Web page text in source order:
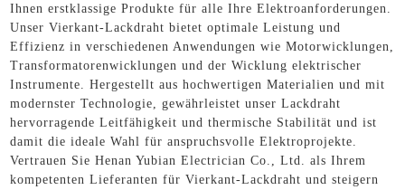
Ihnen erstklassige Produkte für alle Ihre Elektroanforderungen.
Unser Vierkant-Lackdraht bietet optimale Leistung und
Effizienz in verschiedenen Anwendungen wie Motorwicklungen,
Transformatorenwicklungen und der Wicklung elektrischer
Instrumente. Hergestellt aus hochwertigen Materialien und mit
modernster Technologie, gewährleistet unser Lackdraht
hervorragende Leitfähigkeit und thermische Stabilität und ist
damit die ideale Wahl für anspruchsvolle Elektroprojekte.
Vertrauen Sie Henan Yubian Electrician Co., Ltd. als Ihrem
kompetenten Lieferanten für Vierkant-Lackdraht und steigern